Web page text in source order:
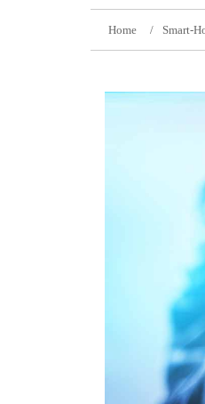
Home Smart-